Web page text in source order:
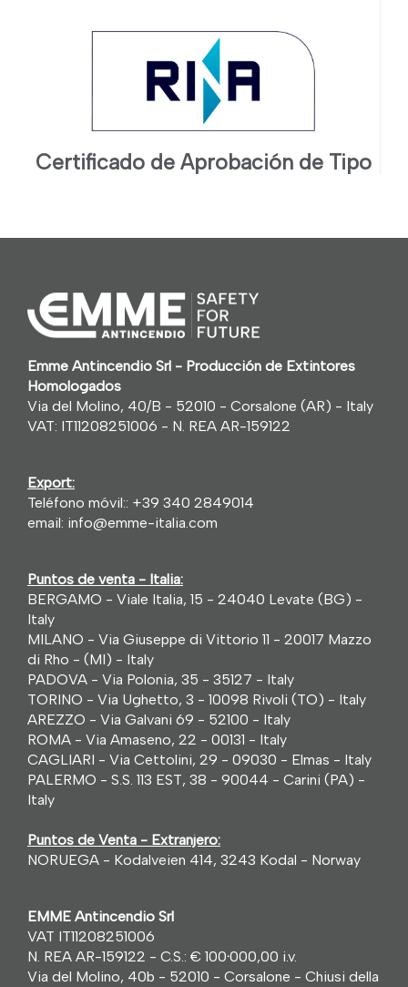
Certificado de Aprobación de Tipo
Emme Antincendio Srl - Producción de Extintores
Homologados
Via del Molino, 40/B - 52010 - Corsalone (AR) - Italy
VAT: IT11208251006 - N. REA AR-159122
Export:
Teléfono móvil:: +39 340 2849014
email: info@emme-italia.com
Puntos de venta - Italia:
BERGAMO - Viale Italia, 15 - 24040 Levate (BG) -
Italy
MILANO - Via Giuseppe di Vittorio 11 - 20017 Mazzo
di Rho - (MI) - Italy
PADOVA - Via Polonia, 35 - 35127 - Italy
TORINO - Via Ughetto, 3 - 10098 Rivoli (TO) - Italy
AREZZO - Via Galvani 69 - 52100 - Italy
ROMA - Via Amaseno, 22 - 00131 - Italy
CAGLIARI - Via Cettolini, 29 - 09030 - Elmas - Italy
PALERMO - S.S. 113 EST, 38 - 90044 - Carini (PA) -
Italy
Puntos de Venta - Extranjero:
NORUEGA - Kodalveien 414, 3243 Kodal - Norway
EMME Antincendio Srl
VAT IT11208251006
N. REA AR-159122 - C.S.: € 100·000,00 i.v.
Via del Molino, 40b - 52010 - Corsalone - Chiusi della